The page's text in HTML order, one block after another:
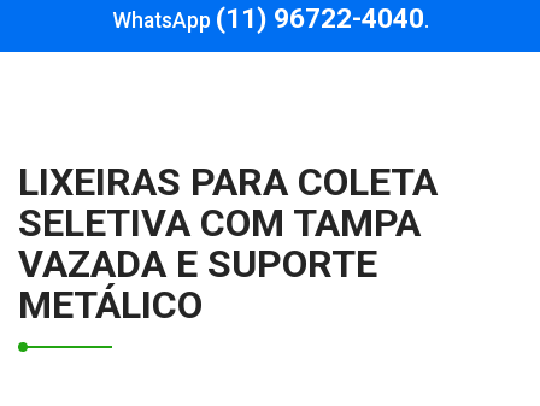
WhatsApp (11) 96722-4040.
LIXEIRAS PARA COLETA
SELETIVA COM TAMPA
VAZADA E SUPORTE
METÁLICO